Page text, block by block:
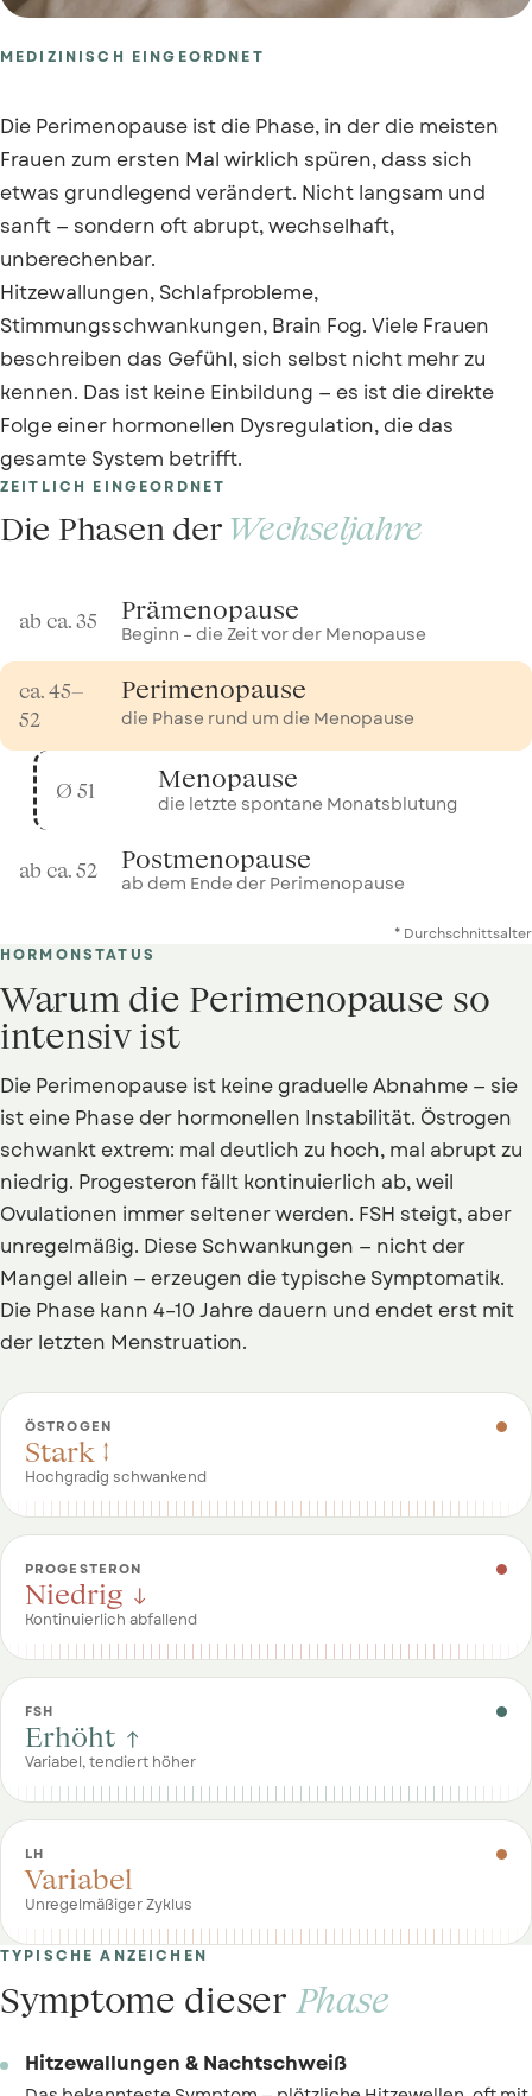
MEDIZINISCH EINGEORDNET
Die Perimenopause ist die Phase, in der die meisten
Frauen zum ersten Mal wirklich spüren, dass sich
etwas grundlegend verändert. Nicht langsam und
sanft — sondern oft abrupt, wechselhaft,
unberechenbar.
Hitzewallungen, Schlafprobleme,
Stimmungsschwankungen, Brain Fog. Viele Frauen
beschreiben das Gefühl, sich selbst nicht mehr zu
kennen. Das ist keine Einbildung — es ist die direkte
Folge einer hormonellen Dysregulation, die das
gesamte System betrifft.
ZEITLICH EINGEORDNET
Die Phasen der Wechseljahre
ab ca. 35 Prämenopause
Beginn – die Zeit vor der Menopause
ca. 45–
52
Perimenopause
die Phase rund um die Menopause
Ø 51 Menopause
die letzte spontane Monatsblutung
ab ca. 52 Postmenopause
ab dem Ende der Perimenopause
* Durchschnittsalter
HORMONSTATUS
Warum die Perimenopause so
intensiv ist
Die Perimenopause ist keine graduelle Abnahme — sie
ist eine Phase der hormonellen Instabilität. Östrogen
schwankt extrem: mal deutlich zu hoch, mal abrupt zu
niedrig. Progesteron fällt kontinuierlich ab, weil
Ovulationen immer seltener werden. FSH steigt, aber
unregelmäßig. Diese Schwankungen — nicht der
Mangel allein — erzeugen die typische Symptomatik.
Die Phase kann 4–10 Jahre dauern und endet erst mit
der letzten Menstruation.
ÖSTROGEN
Stark ↕
Hochgradig schwankend
PROGESTERON
Niedrig ↓
Kontinuierlich abfallend
FSH
Erhöht ↑
Variabel, tendiert höher
LH
Variabel
Unregelmäßiger Zyklus
TYPISCHE ANZEICHEN
Symptome dieser Phase
Hitzewallungen & Nachtschweiß